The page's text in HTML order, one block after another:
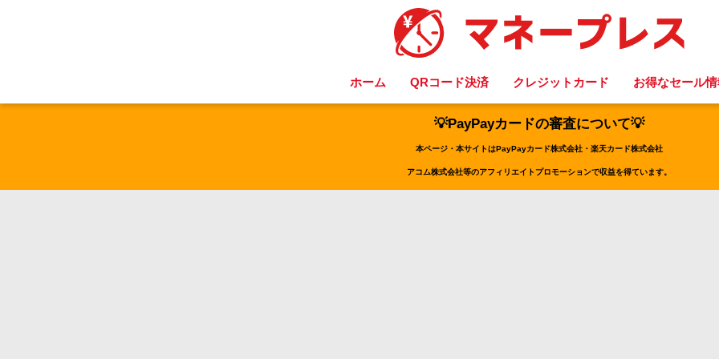
ホーム QRコード決済 クレジットカード お得なセール
💡PayPayカードの審査について💡
本ページ・本サイトはPayPayカード株式会社・楽天カード株式会社
アコム株式会社等のアフィリエイトプロモーションで収益を得ています。